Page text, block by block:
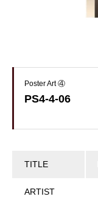
Poster Art ④
PS4-4-06
TITLE
ARTIST